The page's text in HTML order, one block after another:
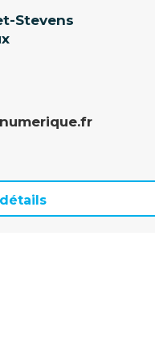
Stevens